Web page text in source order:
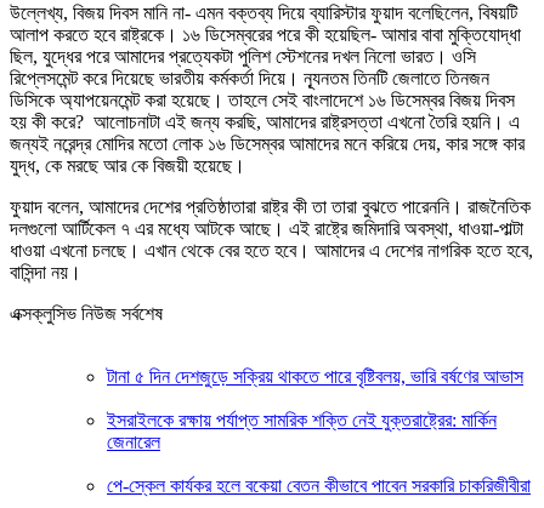
উল্লেখ্য, বিজয় দিবস মানি না- এমন বক্তব্য দিয়ে ব্যারিস্টার ফুয়াদ বলেছিলেন, বিষয়টি
আলাপ করতে হবে রাষ্ট্রকে। ১৬ ডিসেম্বরের পরে কী হয়েছিল- আমার বাবা মুক্তিযোদ্ধা
ছিল, যুদ্ধের পরে আমাদের প্রত্যেকটা পুলিশ স্টেশনের দখল নিলো ভারত। ওসি
রিপ্লেসমেন্ট করে দিয়েছে ভারতীয় কর্মকর্তা দিয়ে। ন্যূনতম তিনটি জেলাতে তিনজন
ডিসিকে অ্যাপয়েনমেন্ট করা হয়েছে। তাহলে সেই বাংলাদেশে ১৬ ডিসেম্বর বিজয় দিবস
হয় কী করে? আলোচনাটা এই জন্য করছি, আমাদের রাষ্ট্রসত্তা এখনো তৈরি হয়নি। এ
জন্যই নরেন্দ্র মোদির মতো লোক ১৬ ডিসেম্বর আমাদের মনে করিয়ে দেয়, কার সঙ্গে কার
যুদ্ধ, কে মরছে আর কে বিজয়ী হয়েছে।
ফুয়াদ বলেন, আমাদের দেশের প্রতিষ্ঠাতারা রাষ্ট্র কী তা তারা বুঝতে পারেননি। রাজনৈতিক
দলগুলো আর্টিকেল ৭ এর মধ্যে আটকে আছে। এই রাষ্ট্রে জমিদারি অবস্থা, ধাওয়া-পাল্টা
ধাওয়া এখনো চলছে। এখান থেকে বের হতে হবে। আমাদের এ দেশের নাগরিক হতে হবে,
বাসিন্দা নয়।
এক্সক্লুসিভ নিউজ সর্বশেষ
টানা ৫ দিন দেশজুড়ে সক্রিয় থাকতে পারে বৃষ্টিবলয়, ভারি বর্ষণের আভাস
ইসরাইলকে রক্ষায় পর্যাপ্ত সামরিক শক্তি নেই যুক্তরাষ্ট্রের: মার্কিন
জেনারেল
পে-স্কেল কার্যকর হলে বকেয়া বেতন কীভাবে পাবেন সরকারি চাকরিজীবীরা